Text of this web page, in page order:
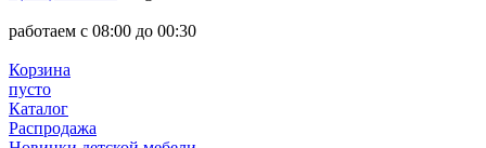
работаем с 08:00 до 00:30
Корзина
пусто
Каталог
Распродажа